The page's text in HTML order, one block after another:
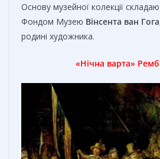
Основу музейної колекції
Фондом Музею Вінсента ван Гога
родині художника.
«Нічна варта»